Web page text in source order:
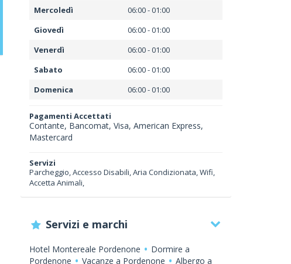
Mercoledì
06:00 - 01:00
Giovedì
06:00 - 01:00
Venerdì
06:00 - 01:00
Sabato
06:00 - 01:00
Domenica
06:00 - 01:00
Pagamenti Accettati
Contante, Bancomat, Visa, American Express,
Mastercard
Servizi
Parcheggio, Accesso Disabili, Aria Condizionata, Wifi,
Accetta Animali,
Servizi e marchi
Hotel Montereale Pordenone
Dormire a
Pordenone
Vacanze a Pordenone
Albergo a